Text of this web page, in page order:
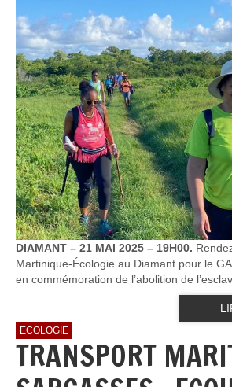
DIAMANT – 21 MAI 2025 – 19H00.
Martinique-Écologie au Diamant pour le
en commémoration de l’abolition de
ECOLOGIE
TRANSPORT